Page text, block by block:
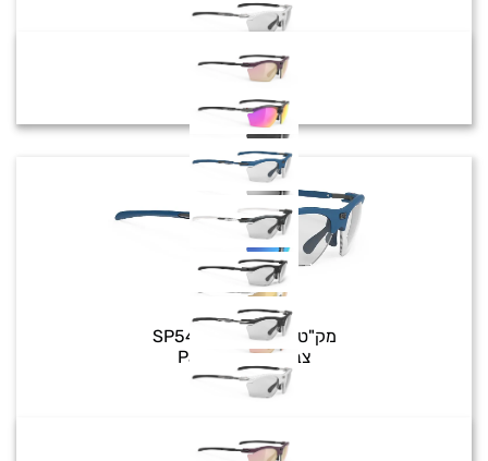
Rydon Slim
מק"ט:SP547349-0000
צבע:Pacific Blue
₪1,060